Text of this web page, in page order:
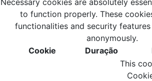
to function properly. These
functionalities and security
anonymously.
Cookie
Duração
This